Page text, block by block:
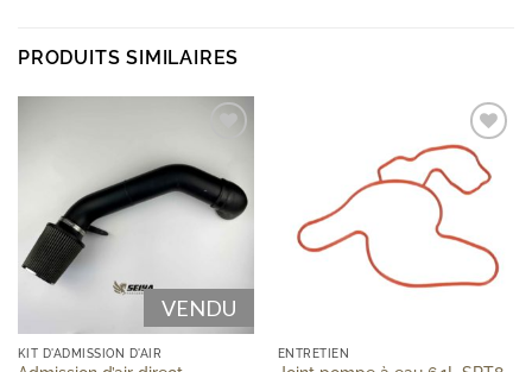
PRODUITS SIMILAIRES
wishlist
VENDU
KIT D'ADMISSION D'AIR
Add to
wishlist
ENTRETIEN